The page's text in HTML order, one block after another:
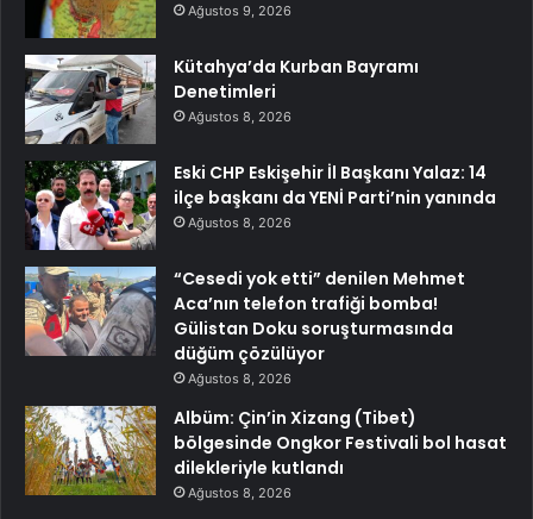
Ağustos 9, 2026
Kütahya’da Kurban Bayramı
Denetimleri
Ağustos 8, 2026
Eski CHP Eskişehir İl Başkanı Yalaz: 14
ilçe başkanı da YENİ Parti’nin yanında
Ağustos 8, 2026
“Cesedi yok etti” denilen Mehmet
Aca’nın telefon trafiği bomba!
Gülistan Doku soruşturmasında
düğüm çözülüyor
Ağustos 8, 2026
Albüm: Çin’in Xizang (Tibet)
bölgesinde Ongkor Festivali bol hasat
dilekleriyle kutlandı
Ağustos 8, 2026